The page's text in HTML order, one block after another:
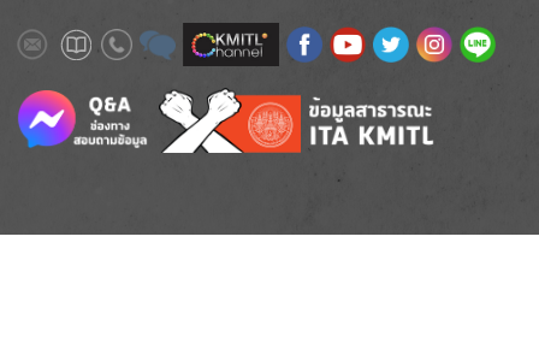
ImageImageImageImage Image ImageImageImageImageImage
Image Image